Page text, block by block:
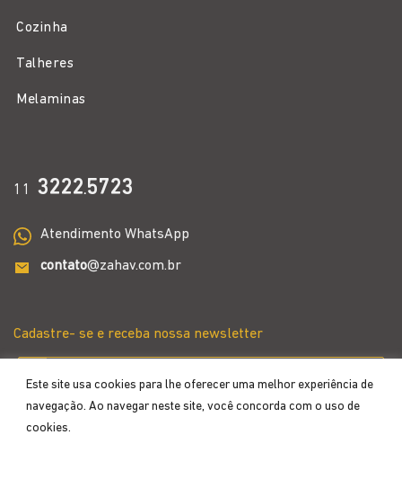
Este site usa cookies para lhe oferecer uma melhor experiência de
navegação. Ao navegar neste site, você concorda com o uso de
cookies.
Cozinha
Talheres
Melaminas
11 3222.5723
Atendimento WhatsApp
contato@zahav.com.br
Cadastre- se e receba nossa newsletter